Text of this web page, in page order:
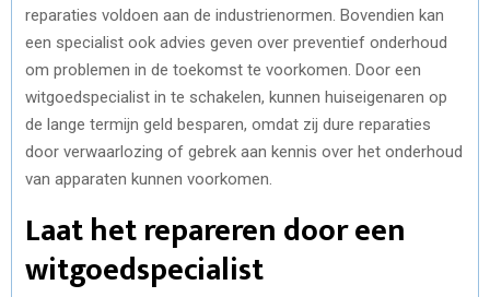
reparaties voldoen aan de industrienormen. Bovendien kan
een specialist ook advies geven over preventief onderhoud
om problemen in de toekomst te voorkomen. Door een
witgoedspecialist in te schakelen, kunnen huiseigenaren op
de lange termijn geld besparen, omdat zij dure reparaties
door verwaarlozing of gebrek aan kennis over het onderhoud
van apparaten kunnen voorkomen.
Laat het repareren door een
witgoedspecialist